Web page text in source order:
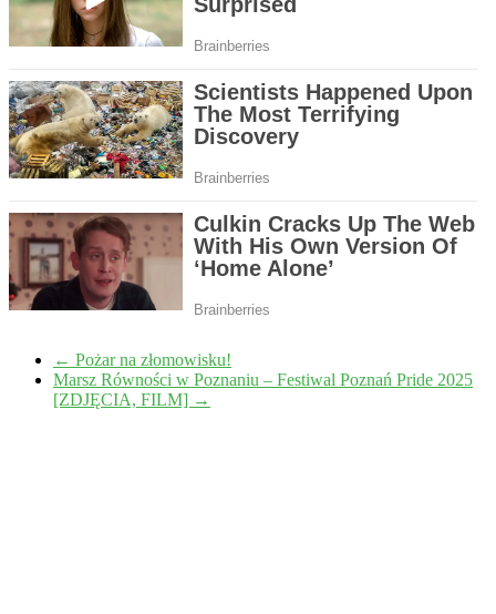
← Pożar na złomowisku!
Marsz Równości w Poznaniu – Festiwal Poznań Pride 2025
[ZDJĘCIA, FILM] →